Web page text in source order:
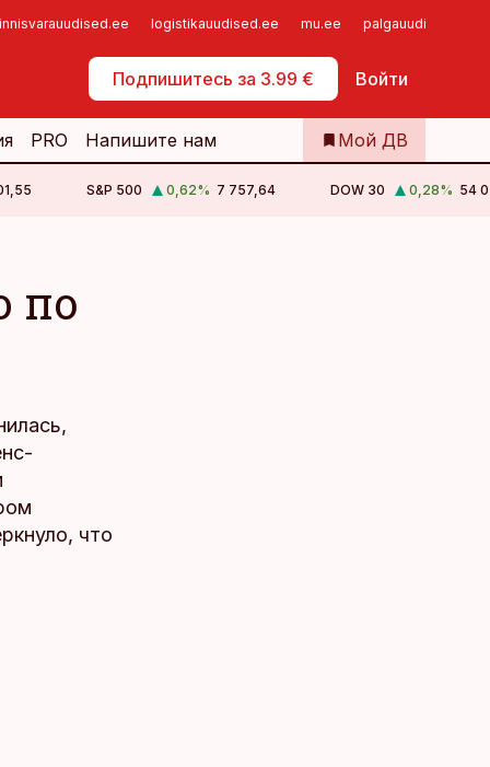
logistikauudised.ee mu.ee palgauudised.ee
Подпишитесь за 3.99 € Войти
Самообслуживание
PRO Напишите нам Мой ДВ
S&P 500 0,62% 7 757,64 DOW 30 0,28% 54
по
что